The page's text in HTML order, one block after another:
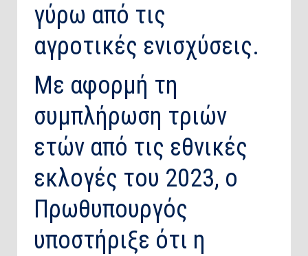
γύρω από τις
αγροτικές ενισχύσεις.
Με αφορμή τη
συμπλήρωση τριών
ετών από τις εθνικές
εκλογές του 2023, ο
Πρωθυπουργός
υποστήριξε ότι η